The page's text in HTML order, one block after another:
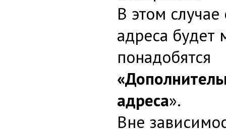
В этом
адреса будет
понадобятся
адреса».
Вне